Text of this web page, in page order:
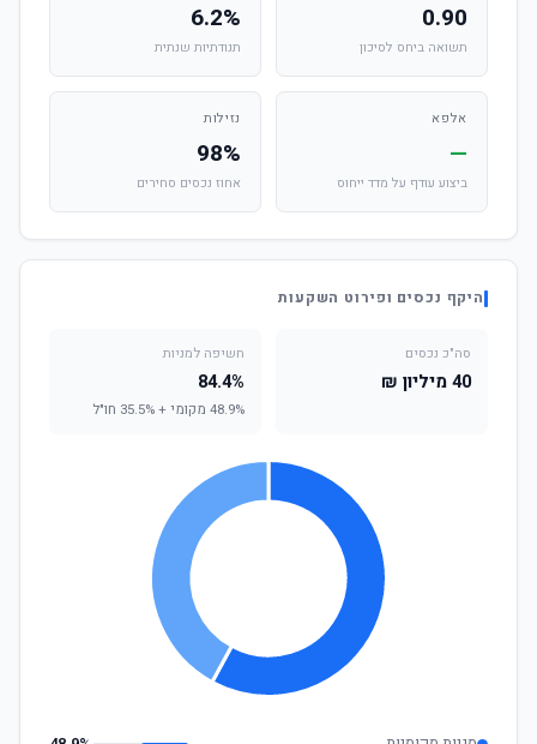
0.90
תשואה ביחס לסיכון
6.2%
תנודתיות שנתית
אלפא
—
ביצוע עודף על מדד ייחוס
נזילות
98%
אחוז נכסים סחירים
היקף נכסים ופירוט השקעות
סה"כ נכסים
40 מיליון ₪
חשיפה למניות
84.4%
48.9% מקומי + 35.5% חו"ל